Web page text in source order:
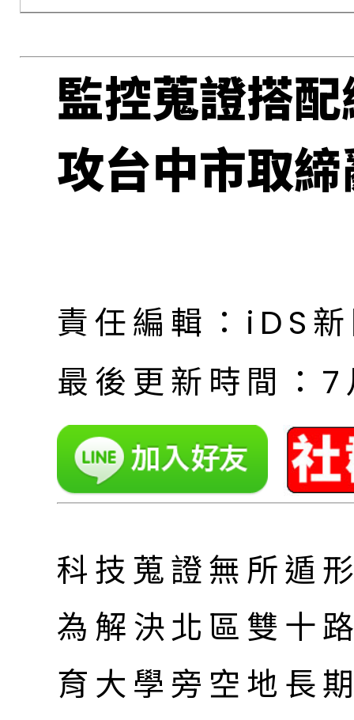
監控蒐證搭
攻台中市取
責任編輯：iDS
最後更新時間
科技蒐證無所遁
為解決北區雙十
育大學旁空地長